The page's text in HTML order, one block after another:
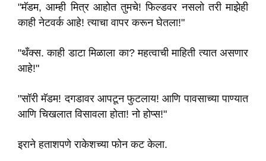
"मॅडम, आम्ही मित्र आहोत तुमचे! फिल्डवर नसलो तरी माझेही
काही नेटवर्क आहे! त्याचा वापर करून घेतला!"
"थँक्स. काही डाटा मिळाला का? महत्वाची माहिती त्यात असणार
आहे!"
"सॉरी मॅडम! दगडावर आपटून फुटलाय! आणि पावसाच्या पाण्यात
आणि चिखलात विसावला होता! नो होप्स!"
इराने हताशपणे राकेशच्या फोन कट केला.